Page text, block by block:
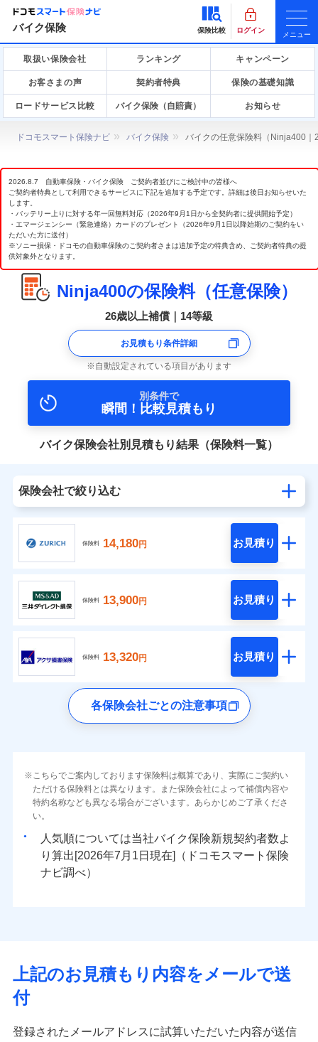
バイク保険 保険比較 ログイン
メニュー
取扱い保険会社 ランキング キャンペーン
お客さまの声 契約者特典 保険の基礎知識
ロードサービス比較 バイク保険（自賠責） お知らせ
ドコモスマート保険ナビ バイク保険 バイクの任意保険料（Ninja400
2026.8.7 自動車保険・バイク保険 ご契約者並びにご検討中の皆様へ
ご契約者特典として利用できるサービスに下記を追加する予定です。詳細は後日お知らせいた
します。
・バッテリー上りに対する年一回無料対応（2026年9月1日から全契約者に提供開始予定）
・エマージェンシー（緊急連絡）カードのプレゼント（2026年9月1日以降始期のご契約をい
ただいた方に送付）
※ソニー損保・ドコモの自動車保険のご契約者さまは追加予定の特典含め、ご契約者特典の提
供対象外となります。
Ninja400の保険料（任意保険）
26歳以上補償｜14等級
お見積もり条件詳細
自動設定されている項目があります
別条件で
瞬間！比較見積もり
バイク保険会社別見積もり結果（保険料一覧）
保険会社で絞り込む
保険料 14,180円 お見積り
保険料 13,900円 お見積り
保険料 13,320円 お見積り
各保険会社ごとの注意事項
こちらでご案内しております保険料は概算であり、実際にご契約い
ただける保険料とは異なります。また保険会社によって補償内容や
特約名称なども異なる場合がございます。あらかじめご了承くださ
い。
人気順については当社
新規契約者数よ
り算出[
年 月
日現在]（ドコモスマート保険
ナビ調べ）
上記のお見積もり内容をメールで送
付
登録されたメールアドレスに試算いただいた内容が送信